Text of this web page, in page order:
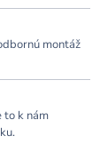
montáž
to k nám